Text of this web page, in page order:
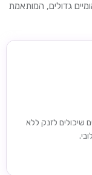
גדולים, המותאמת
שיכולים לזנק ללא